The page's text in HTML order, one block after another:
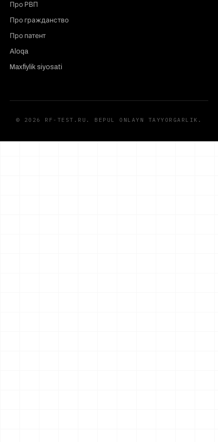
Про РВП
Про гражданство
Про патент
Aloqa
Maxfiylik siyosati
© 2026 RF-TEST.RU. BEPUL ONLAYN TAYYORGARLIK.